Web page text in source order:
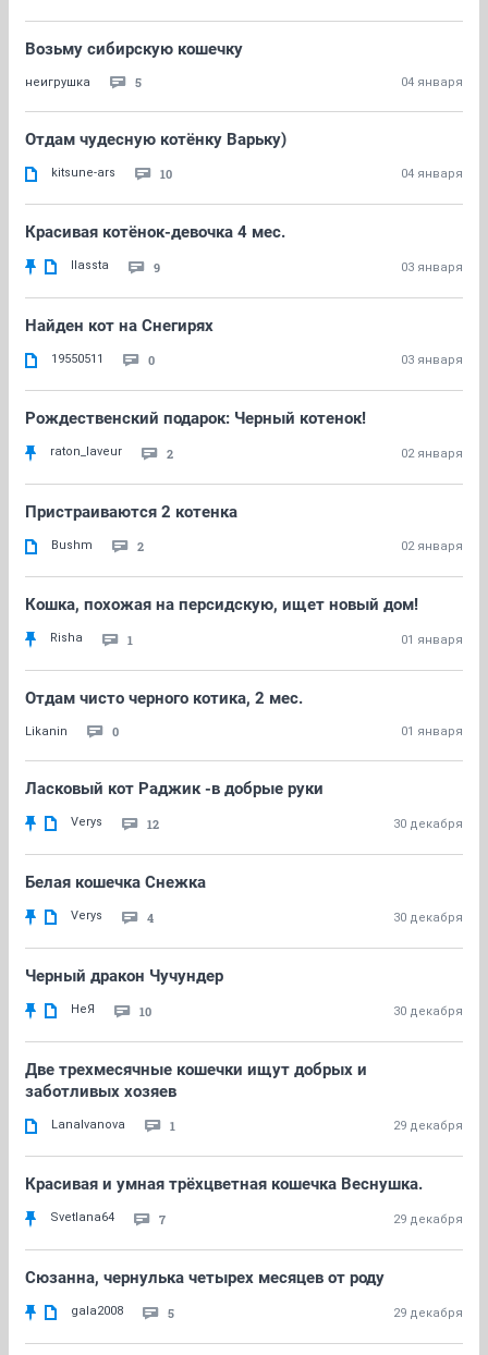
Возьму сибирскую кошечку
неигрушка 5 04 января
Отдам чудесную котёнку Варьку)
kitsune-ars 10 04 января
Красивая котёнок-девочка 4 мес.
llassta 9 03 января
Найден кот на Снегирях
19550511 0 03 января
Рождественский подарок: Черный котенок!
raton_laveur 2 02 января
Пристраиваются 2 котенка
Bushm 2 02 января
Кошка, похожая на персидскую, ищет новый дом!
Risha 1 01 января
Отдам чисто черного котика, 2 мес.
Likanin 0 01 января
Ласковый кот Раджик -в добрые руки
Verys 12 30 декабря
Белая кошечка Снежка
Verys 4 30 декабря
Черный дракон Чучундер
НеЯ 10 30 декабря
Две трехмесячные кошечки ищут добрых и
заботливых хозяев
LanaIvanova 1 29 декабря
Красивая и умная трёхцветная кошечка Веснушка.
Svetlana64 7 29 декабря
Сюзанна, чернулька четырех месяцев от роду
gala2008 5 29 декабря